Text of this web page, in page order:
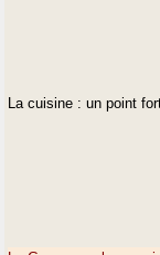
La cuisine : un point